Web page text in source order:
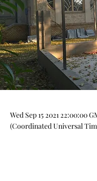
Wed Sep15 2021 22:00:00
(Coordinated Universal